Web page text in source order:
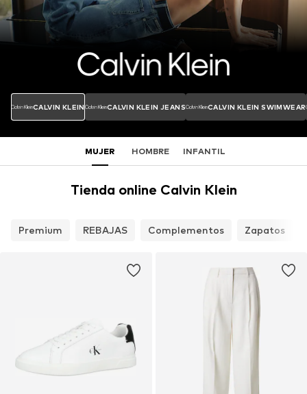
CALVIN KLEIN CALVIN KLEIN JEANS CALVIN KLEIN SWIMWEAR
MUJER HOMBRE INFANTIL
Tienda online Calvin Klein
Premium REBAJAS Complementos Zapatos